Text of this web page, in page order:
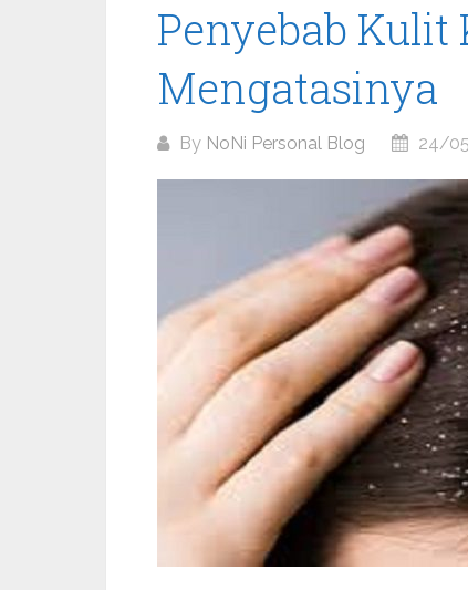
Penyebab Kulit
Mengatasinya
By NoNi Personal Blog 24/